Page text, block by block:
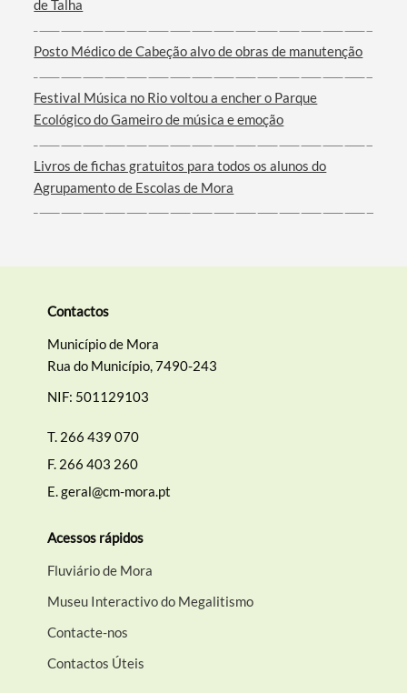
de Talha
Posto Médico de Cabeção alvo de obras de manutenção
Festival Música no Rio voltou a encher o Parque
Ecológico do Gameiro de música e emoção
Livros de fichas gratuitos para todos os alunos do
Agrupamento de Escolas de Mora
Contactos
Município de Mora
Rua do Município, 7490-243
NIF: 501129103
T. 266 439 070
F. 266 403 260
E.geral@cm-mora.pt
Acessos rápidos
Fluviário de Mora
Museu Interactivo do Megalitismo
Contacte-nos
Contactos Úteis